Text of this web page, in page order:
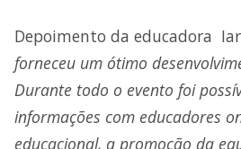
Depoimento da educadora
forneceu um ótimo
Durante todo o evento foi
informações com educadores
educacional, a promoção da